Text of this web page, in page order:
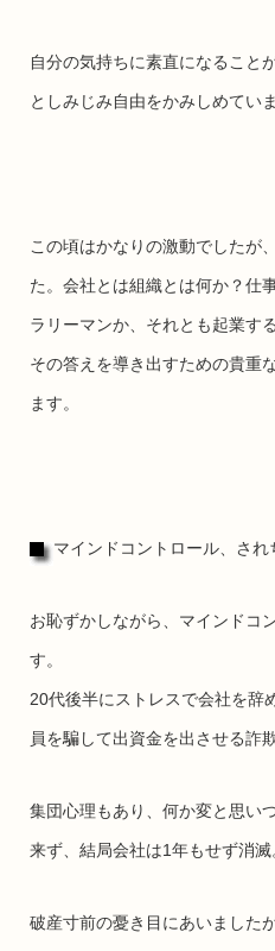
自分の気持ちに素直になること
としみじみ自由をかみしめていま
この頃はかなりの激動でしたが
た。会社とは組織とは何か？仕
ラリーマンか、それとも起業す
その答えを導き出すための貴重
ます。
マインドコントロール、され
お恥ずかしながら、マインドコ
す。
20代後半にストレスで会社を辞
員を騙して出資金を出させる詐
集団心理もあり、何か変と思い
来ず、結局会社は1年もせず消滅
破産寸前の憂き目にあいました